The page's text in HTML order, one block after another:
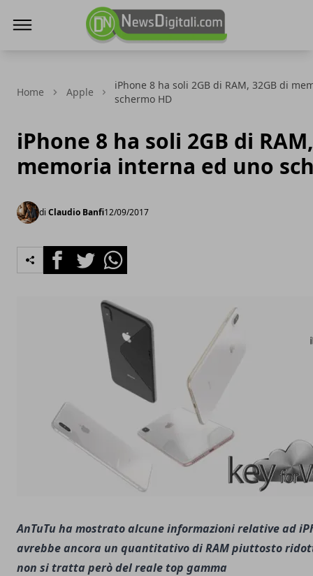
Home Apple
iPhone 8 ha soli 2GB di RAM, 32GB di
schermo HD
iPhone 8 ha soli 2GB di
memoria interna ed uno
di Claudio Banfi12/09/2017
FacebookTwitterWhatsapp
AnTuTu ha mostrato alcune informazioni relative ad
avrebbe ancora un quantitativo di RAM piuttosto
non si tratta però del reale top gamma